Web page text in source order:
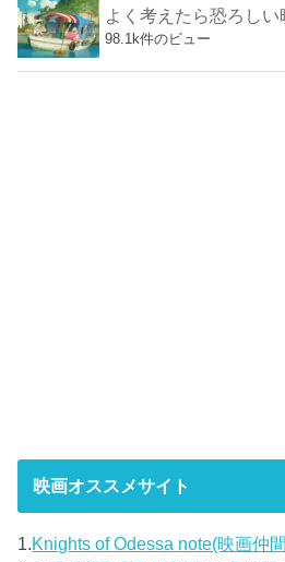
よく考えたら恐ろし
98.1k件のビュー
映画オススメサイト
1.Knights of Odessa note(映画仲